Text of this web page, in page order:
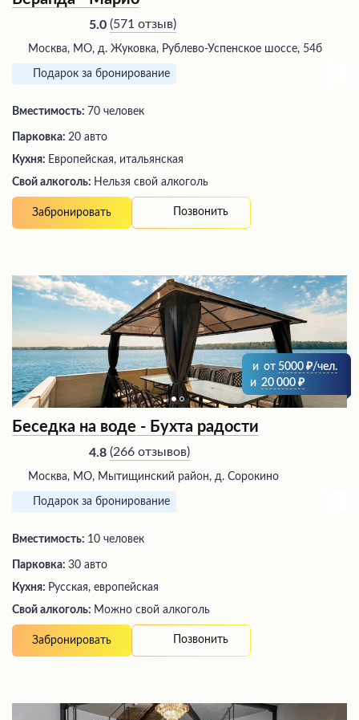
5.0 (571 отзыв)
Москва, МО, д. Жуковка, Рублево-Успенское шоссе, 54б
Подарок за бронирование
Вместимость: 70 человек
Парковка: 20 авто
Кухня: Европейская, итальянская
Свой алкоголь: Нельзя свой алкоголь
Забронировать Позвонить
и от 5000
/чел.
и 20 000
Беседка на воде - Бухта радости
4.8 (266 отзывов)
Москва, МО, Мытищинский район, д. Сорокино
Подарок за бронирование
Вместимость: 10 человек
Парковка: 30 авто
Кухня: Русская, европейская
Свой алкоголь: Можно свой алкоголь
Забронировать Позвонить